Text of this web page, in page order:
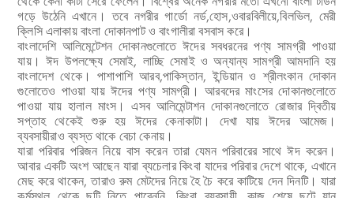
গড়ে উঠেনি এখানে। তবে নগরীর গার্ডো নর্ড,হোস,ওবারবিলীয়ে,বিলভিল, মেরী
ক্লিসি এলাকায় বাংলা দোকানপাট ও বাংগালীরা বসবাস করে।
বাংলাদেশি আলিমেন্টেশন দোকানগুলোতে ঈদের সবধরনের পণ্য সামগ্রী পাওয়া
যায়। ঈদ উপলক্ষ্যে সেমাই, লাচ্ছি সেমাই ও অন্যান্য সামগ্রী আমদানি হয়
বাংলাদেশ থেকে। পাশাপাশি আরব,পাকিস্তান,ইন্ডিয়ান ও শ্রীলংকান দোকান
গুলোতেও পাওয়া যায় ঈদের পণ্য সামগ্রী। আরবদের মাংসের দোকানগুলোতে
পাওয়া যায় হালাল মাংস। এসব আলিমেন্টাশন দোকানগুলোতে রোজার দ্বিতীয়
সপ্তাহ থেকেই শুরু হয় ঈদের কেনাকাটা। দেখা যায় ঈদের আমেজ।
ব্যবসায়ীরাও ব্যস্ত থাকে বেচা কেনায়।
যারা পরিবার পরিজন নিয়ে বাস করেন তারা যেমন পরিবারের সাথে ঈদ করেন।
আবার একটি অংশ আছেন যারা ব্যচেলার কিংবা যাদের পরিবার দেশে থাকে, এখানে
মেছ করেথাকেন, তারাও রুম মেটদের নিয়ে হৈ চৈ করে কাটিয়ে দেন দিনটি। যারা